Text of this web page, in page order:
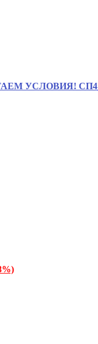
УСЛОВИЯ! СП4